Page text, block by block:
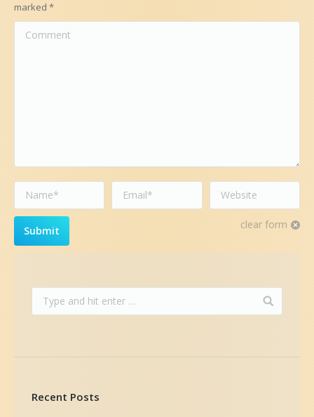
marked *
Comment
Name * Email * Website
clear form
Submit
Recent Posts